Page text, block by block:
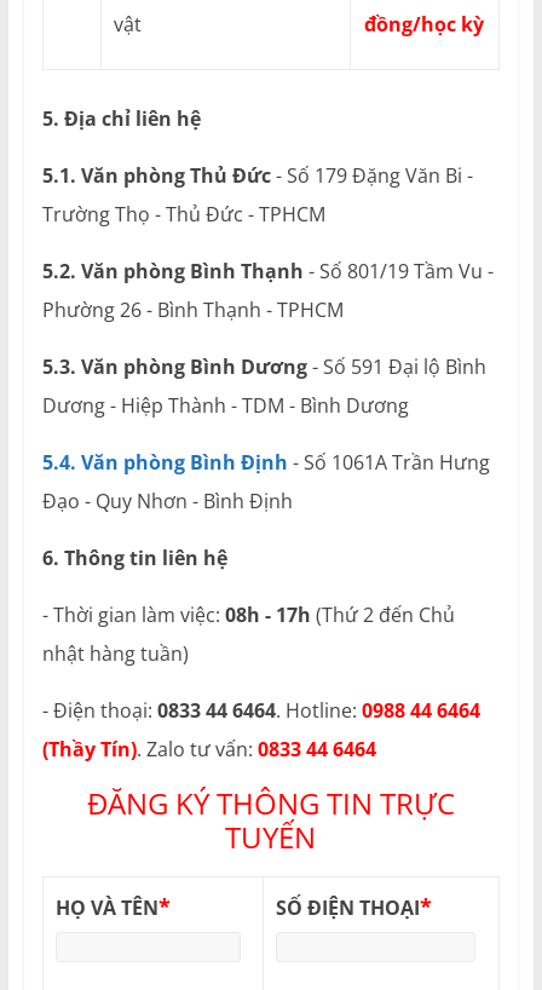
vật
đồng/học kỳ
5. Địa chỉ liên hệ
5.1. Văn phòng Thủ Đức- Số 179 Đặng Văn Bi -
Trường Thọ - Thủ Đức - TPHCM
5.2. Văn phòng Bình Thạnh - Số 801/19 Tầm Vu -
Phường 26 - Bình Thạnh - TPHCM
5.3. Văn phòng Bình Dương- Số 591 Đại lộ Bình
Dương - Hiệp Thành - TDM - Bình Dương
5.4. Văn phòng Bình Định - Số 1061A Trần Hưng
Đạo - Quy Nhơn - Bình Định
6. Thông tin liên hệ
- Thời gian làm việc: 08h - 17h (Thứ 2 đến Chủ
nhật hàng tuần)
- Điện thoại: 0833 44 6464. Hotline: 0988 44 6464
(Thầy Tín). Zalo tư vấn: 0833 44 6464
ĐĂNG KÝ THÔNG TIN TRỰC
TUYẾN
HỌ VÀ TÊN* SỐ ĐIỆN THOẠI*